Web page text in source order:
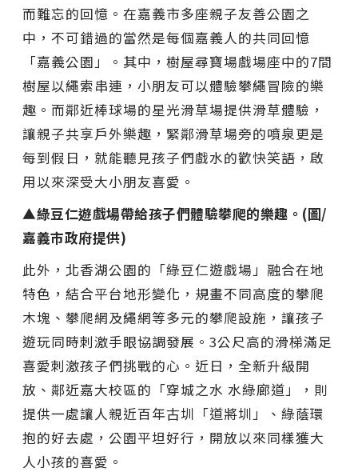
而難忘的回憶。在嘉義市多座親子友善公園之
中，不可錯過的當然是每個嘉義人的共同回憶
「嘉義公園」。其中，樹屋尋寶場戲場座中的7間
樹屋以繩索串連，小朋友可以體驗攀繩冒險的樂
趣。而鄰近棒球場的星光滑草場提供滑草體驗，
讓親子共享戶外樂趣，緊鄰滑草場旁的噴泉更是
每到假日，就能聽見孩子們戲水的歡快笑語，啟
用以來深受大小朋友喜愛。
▲綠豆仁遊戲場帶給孩子們體驗攀爬的樂趣。(圖/
嘉義市政府提供)
此外，北香湖公園的「綠豆仁遊戲場」融合在地
特色，結合平台地形變化，規畫不同高度的攀爬
木塊、攀爬網及繩網等多元的攀爬設施，讓孩子
遊玩同時刺激手眼協調發展。3公尺高的滑梯滿足
喜愛刺激孩子們挑戰的心。近日，全新升級開
放、鄰近嘉大校區的「穿城之水 水綠廊道」，則
提供一處讓人親近百年古圳「道將圳」、綠蔭環
抱的好去處，公園平坦好行，開放以來同樣獲大
人小孩的喜愛。